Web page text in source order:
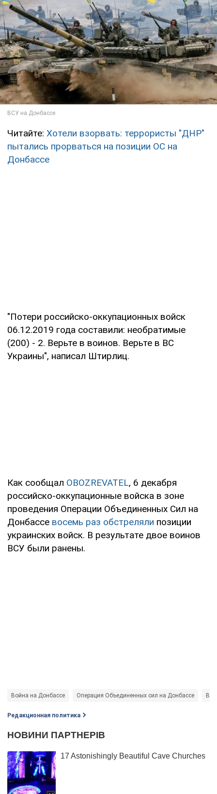
Читайте: Хотели взорвать: террористы "ДНР"
пытались прорваться на позиции ОС на
Донбассе
"Потери российско-оккупационных войск
06.12.2019 года составили: необратимые
(200) - 2. Верьте в воинов. Верьте в ВС
Украины", написал Штирлиц.
Как сообщал OBOZREVATEL, 6 декабря
российско-оккупационные войска в зоне
проведения Операции Объединенных Сил на
Донбассе восемь раз обстреляли позиции
украинских войск. В результате двое воинов
ВСУ были ранены.
Война на Донбассе Операция Объединенных сил на Донбассе
Редакционная политика